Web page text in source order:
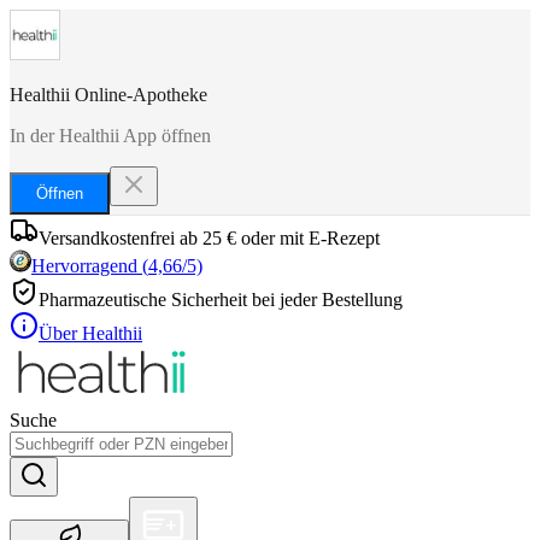
Healthii Online-Apotheke
In der Healthii App öffnen
Öffnen
Versandkostenfrei ab 25 € oder mit E-Rezept
Hervorragend (4,66/5)
Pharmazeutische Sicherheit bei jeder Bestellung
Über Healthii
Suche